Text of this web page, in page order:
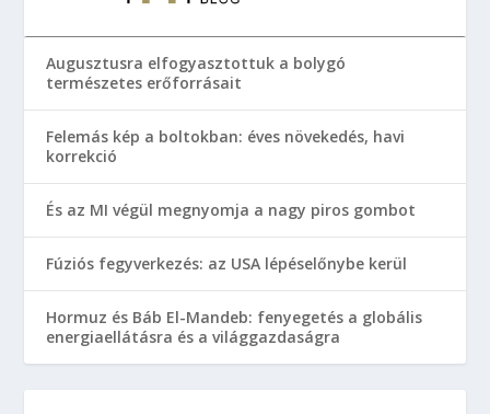
Augusztusra elfogyasztottuk a bolygó
természetes erőforrásait
Felemás kép a boltokban: éves növekedés, havi
korrekció
És az MI végül megnyomja a nagy piros gombot
Fúziós fegyverkezés: az USA lépéselőnybe kerül
Hormuz és Báb El-Mandeb: fenyegetés a globális
energiaellátásra és a világgazdaságra